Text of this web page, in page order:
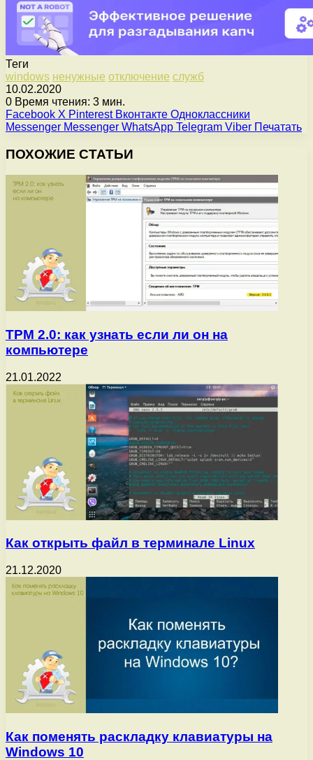
Теги
windows ненужные отключение служб
10.02.2020
0 Время чтения: 3 мин.
Facebook X Pinterest Вконтакте Одноклассники
Messenger Messenger WhatsApp Telegram Viber Печатать
ПОХОЖИЕ СТАТЬИ
TPM 2.0: как узнать если ли он на
компьютере
21.01.2022
Как открыть файл в терминале Linux
21.12.2020
Как поменять раскладку клавиатуры на
Windows 10